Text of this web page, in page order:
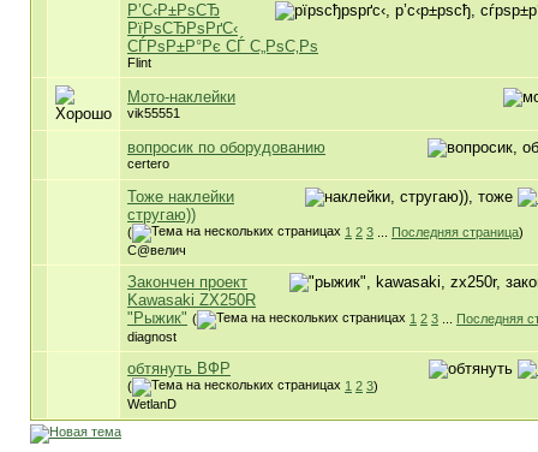
Р’С‹Р±РѕСЂ
РїРѕСЂРѕРґС‹
СЃРѕР±Р°Рє СЃ С„РѕС‚Рѕ
Flint
Мото-наклейки
vik55551
вопросик по оборудованию
certero
Тоже наклейки
стругаю))
( 1 2 3 Последняя страница)
С@велич
Закончен проект
Kawasaki ZX250R
"Рыжик" ( 1 2 3
Последняя
diagnost
обтянуть ВФР
( 1 2 3)
WetlanD